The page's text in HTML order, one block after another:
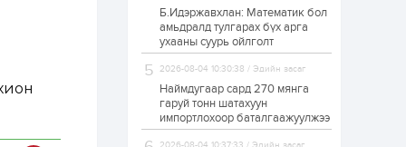
1 өдөр 2
Өнгөрсөн сард
металл худалдан
авчээ
1 өдөр 0 0
Б.Идэржавхлан: Математик бол
амьдралд тулгарах бүх арга
ухааны суурь ойлголт
2026-08-04 10:30:38 / Эдийн засаг
Наймдугаар сард 270 мянга
гаруй тонн шатахуун
импортлохоор баталгаажуулжээ